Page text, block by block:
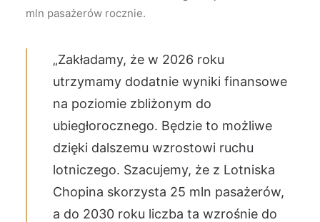
mln pasażerów rocznie.
„Zakładamy, że w 2026 roku
utrzymamy dodatnie wyniki finansowe
na poziomie zbliżonym do
ubiegłorocznego. Będzie to możliwe
dzięki dalszemu wzrostowi ruchu
lotniczego. Szacujemy, że z Lotniska
Chopina skorzysta 25 mln pasażerów,
a do 2030 roku liczba ta wzrośnie do